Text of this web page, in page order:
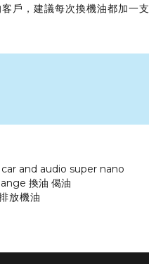
戶，建議每次換機油都加一
放機油